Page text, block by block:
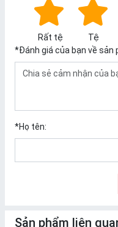
Rất tệ Tệ
*Đánh giá của bạn về sản
*Họ tên:
Sản phẩm liên